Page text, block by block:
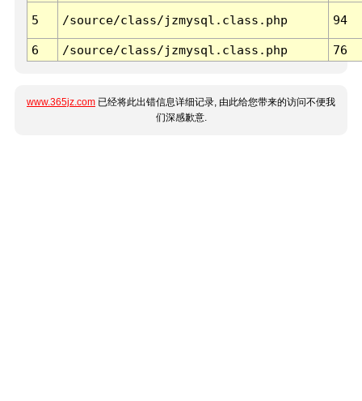
5 /source/class/jzmysql.class.php 94
6 /source/class/jzmysql.class.php 76
www.365jz.com 已经将此出错信息详细记录, 由此给您带来的访问不便我
们深感歉意.